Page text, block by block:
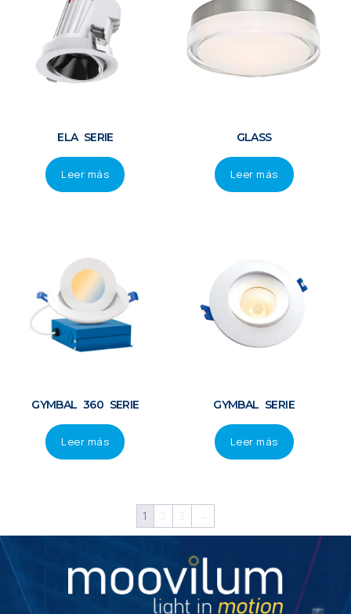
ELA SERIE
Leer más
GLASS
Leer más
GYMBAL 360 SERIE
Leer más
GYMBAL SERIE
Leer más
1